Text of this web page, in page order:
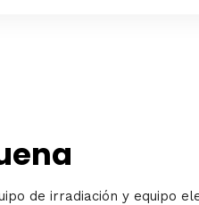
de irradiación y equipo